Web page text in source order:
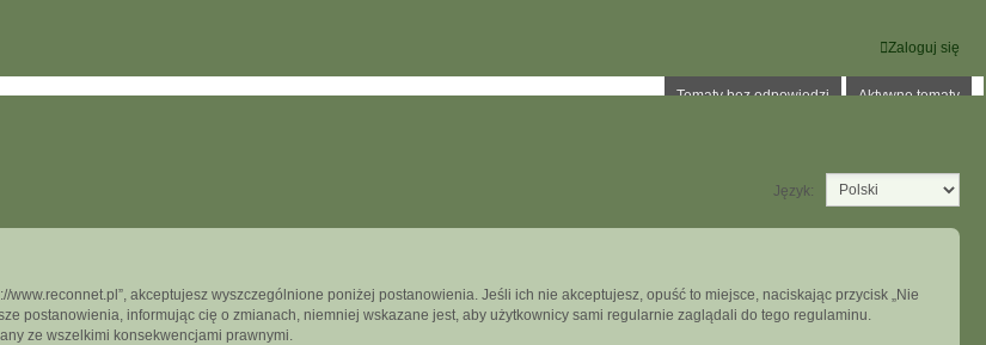
Zaloguj się
Tematy bez odpowiedzi Aktywne tematy
Język:
www.reconnet.pl”, akceptujesz wyszczególnione poniżej postanowienia. Jeśli ich nie akceptujesz, opuść to miejsce, naciskając przycisk „Nie
postanowienia, informując cię o zmianach, niemniej wskazane jest, aby użytkownicy sami regularnie zaglądali do tego regulaminu.
ze wszelkimi konsekwencjami prawnymi.